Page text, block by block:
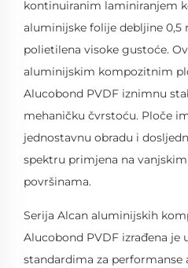
kontinuiranim laminiranjem
aluminijske folije debljine 0,5
polietilena visoke gustoće.
aluminijskim kompozitnim
Alucobond PVDF iznimnu
mehaničku čvrstoću. Ploče
jednostavnu obradu i
spektru primjena na
površinama.
Serija Alcan aluminijskih
Alucobond PVDF izrađena je
standardima za performanse